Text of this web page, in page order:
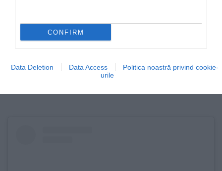
CONFIRM
Data Deletion Data Access
Politica noastră privind cookie-
urile